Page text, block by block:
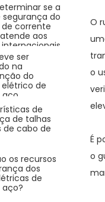
se a
segurança do
corrente
aos
ser
na
do
de
aço
de
de talhas
de cabo de
os recursos
dos
de
O
o
É
o